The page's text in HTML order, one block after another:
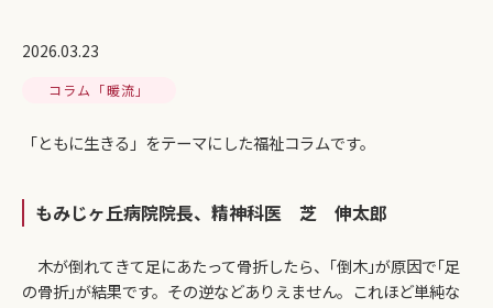
2026.03.23
コラム「暖流」
「ともに生きる」をテーマにした福祉コラムです。
もみじヶ丘病院院長、精神科医 芝 伸太郎
木が倒れてきて足にあたって骨折したら、｢倒木｣が原因で｢足
の骨折｣が結果です。その逆などありえません。これほど単純な